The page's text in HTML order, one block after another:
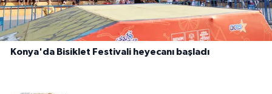
Konya'da Bisiklet Festivali heyecanı başladı